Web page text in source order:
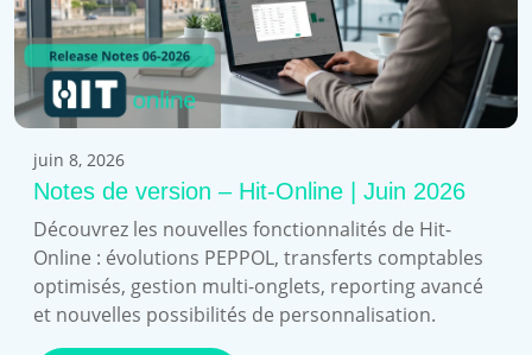
juin 8, 2026
Notes de version – Hit-Online | Juin 2026
Découvrez les nouvelles fonctionnalités de Hit-
Online : évolutions PEPPOL, transferts comptables
optimisés, gestion multi-onglets, reporting avancé
et nouvelles possibilités de personnalisation.